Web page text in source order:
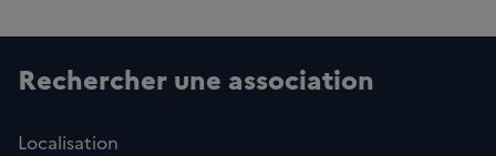
Rechercher une association
Localisation